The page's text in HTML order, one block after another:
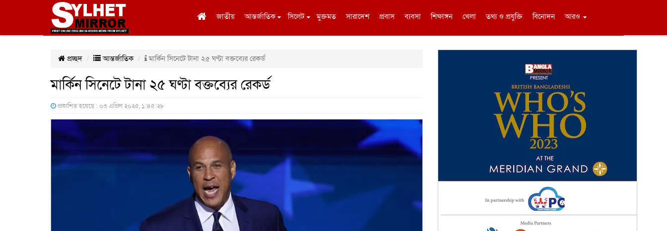
জাতীয় আন্তর্জাতিক সিলেট মুক্তমত সারাদেশ প্রবাস ব্যবসা শিক্ষাঙ্গন খেলা তথ্য ও প্রযুক্তি বিনোদন আরও
প্রচ্ছদ আন্তর্জাতিক মার্কিন সিনেটে টানা ২৫ ঘণ্টা বক্তব্যের রেকর্ড
মার্কিন সিনেটে টানা ২৫ ঘণ্টা বক্তব্যের রেকর্ড
প্রকাশিত হয়েছে : ০৩ এপ্রিল ২০২৫, ১:৪৫:২৮